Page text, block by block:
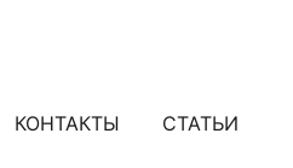
КОНТАКТЫ СТАТЬИ